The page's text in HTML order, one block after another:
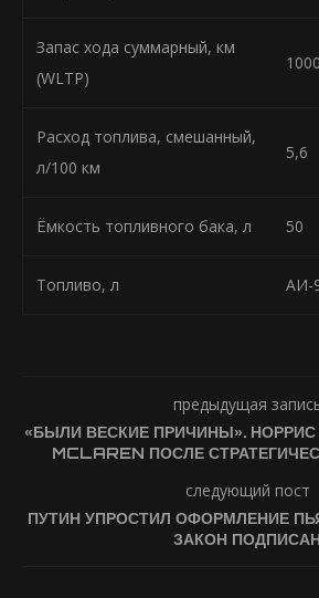
Запас хода суммарный, км
(WLTP)
1000
Расход топлива, смешанный,
л/100 км
5,6
Ёмкость топливного бака, л 50
Топливо, л АИ-
предыдущая
«БЫЛИ ВЕСКИЕ ПРИЧИНЫ».
MCLAREN ПОСЛЕ
следующий пост
ПУТИН УПРОСТИЛ ОФОРМЛЕНИЕ
ЗАКОН ПОДПИСАН